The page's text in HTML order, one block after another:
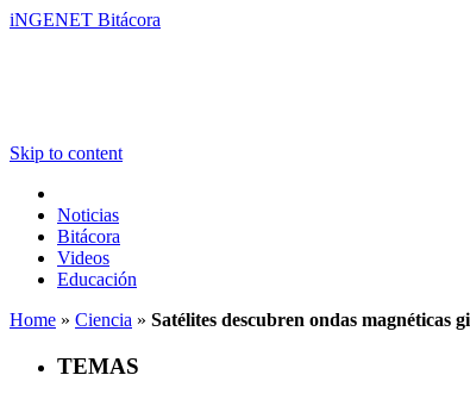
iNGENET Bitácora
Skip to content
Noticias
Bitácora
Videos
Educación
Home » Ciencia » Satélites descubren ondas magnéticas
TEMAS